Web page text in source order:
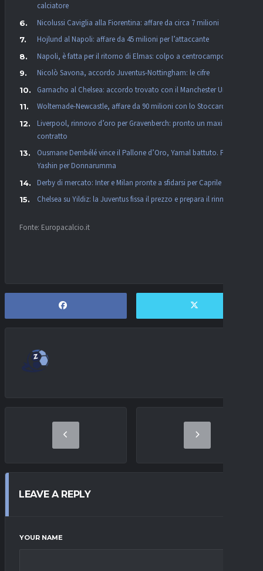
calciatore
Nicolussi Caviglia alla Fiorentina: affare da circa 7 milioni
Hojlund al Napoli: affare da 45 milioni per l’attaccante
Napoli, è fatta per il ritorno di Elmas: colpo a centrocampo
Nicolò Savona, accordo Juventus-Nottingham: le cifre
Garnacho al Chelsea: accordo trovato con il Manchester United
Woltemade-Newcastle, affare da 90 milioni con lo Stoccarda
Liverpool, rinnovo d’oro per Gravenberch: pronto un maxi
contratto
Ousmane Dembélé vince il Pallone d’Oro, Yamal battuto. Premio
Yashin per Donnarumma
Derby di mercato: Inter e Milan pronte a sfidarsi per Caprile
Chelsea su Yildiz: la Juventus fissa il prezzo e prepara il rinnovo
Fonte: Europacalcio.it
LEAVE A REPLY
YOUR NAME